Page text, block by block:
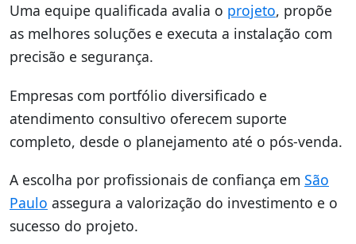
Uma equipe qualificada avalia o projeto, propõe
as melhores soluções e executa a instalação com
precisão e segurança.
Empresas com portfólio diversificado e
atendimento consultivo oferecem suporte
completo, desde o planejamento até o pós-venda.
A escolha por profissionais de confiança em São
Paulo assegura a valorização do investimento e o
sucesso do projeto.